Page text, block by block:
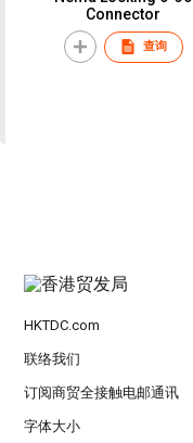
Connector
查询
HKTDC.com
联络我们
订阅商贸全接触电邮通讯
字体大小